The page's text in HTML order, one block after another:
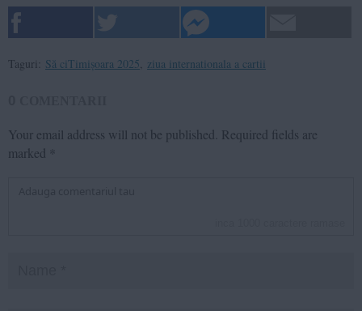
Taguri: Să ciTimișoara 2025 ziua internationala a cartii
Your email address will not be published. Required fields are
marked *